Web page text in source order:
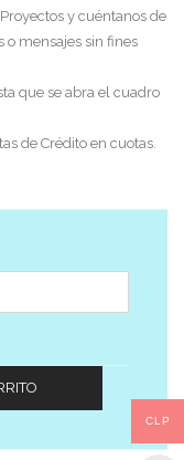
y cuéntanos de
o mensajes sin fines
que se abra el cuadro
de Crédito en cuotas.
CLP